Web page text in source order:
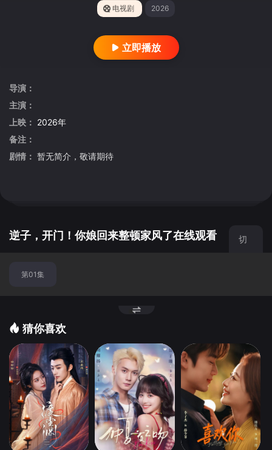
电视剧 2026
立即播放
导演：
主演：
上映： 2026年
备注：
剧情： 暂无简介，敬请期待
逆子，开门！你娘回来整顿家风了在线观看 切
第01集
猜你喜欢